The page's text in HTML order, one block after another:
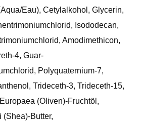
Eau), Cetylalkohol, Glycerin,
Isododecan,
Amodimethicon,
4, Guar-
Polyquaternium-7,
Trideceth-3, Trideceth-15,
(Oliven)-Fruchtöl,
(Shea)-Butter,